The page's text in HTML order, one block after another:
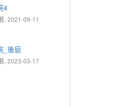
4
, 2021-09-11
_後庭
, 2023-03-17